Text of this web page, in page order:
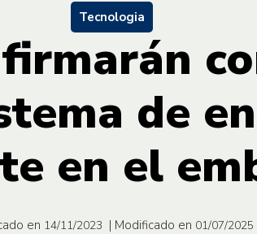
Tecnologia
de
en el
en 14/11/2023 | Modificado en 01/07/2025